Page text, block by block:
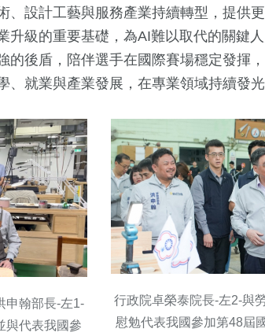
、設計工藝與服務產業持續轉型，提供
升級的重要基礎，為AI難以取代的關鍵
的後盾，陪伴選手在國際賽場穩定發揮
就業與產業發展，在專業領域持續發光
申翰部長-左1-
與代表我國參
行政院卓榮泰院長-左2-與
慰勉代表我國參加第48屆